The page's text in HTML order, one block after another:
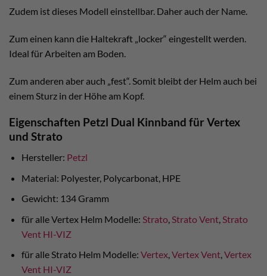
Zudem ist dieses Modell einstellbar. Daher auch der Name.
Zum einen kann die Haltekraft „locker“ eingestellt werden.
Ideal für Arbeiten am Boden.
Zum anderen aber auch „fest“. Somit bleibt der Helm auch bei
einem Sturz in der Höhe am Kopf.
Eigenschaften Petzl Dual Kinnband für Vertex
und Strato
Hersteller: Petzl
Material: Polyester, Polycarbonat, HPE
Gewicht: 134 Gramm
für alle Vertex Helm Modelle: Strato, Strato Vent, Strato
Vent HI-VIZ
für alle Strato Helm Modelle: Vertex,Vertex Vent,Vertex
Vent HI-VIZ